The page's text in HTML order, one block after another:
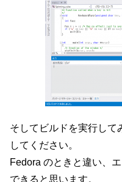
そしてビルドを実行して
してください。
Fedora のときと違い、
できると思います。